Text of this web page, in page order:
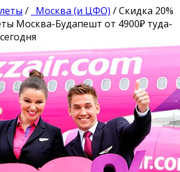
/ Москва (и ЦФО) /Скидка 20%
Москва-Будапешт от 4900₽ туда-